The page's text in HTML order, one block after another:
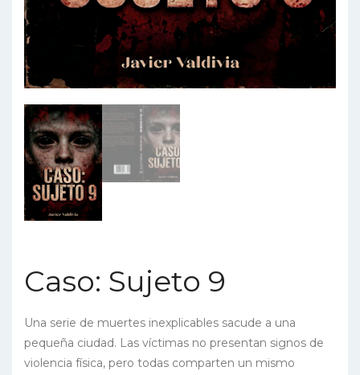
Caso: Sujeto 9
Una serie de muertes inexplicables sacude a una
pequeña ciudad. Las víctimas no presentan signos de
violencia física, pero todas comparten un mismo